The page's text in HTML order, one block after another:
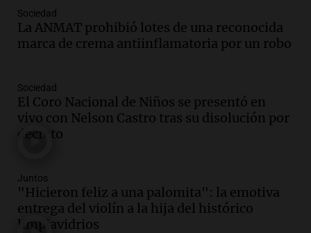
Córdoba homenajeó a León XIV con una
pizza esculpida con su rostro
Radioinforme 3
Estudio Urbano: recorrerá los barrios de
Córdoba
Juntos
Episodios
coberturas y presentó un nuevo estudio
urbano móvil
Juntos
Episodios
Sociedad
La ANMAT prohibió lotes de una reconocida
marca de crema antiinflamatoria por un robo
Sociedad
El Coro Nacional de Niños se presentó en
vivo con Nelson Castro tras su disolución por
decreto
Juntos
"Hicieron feliz a una palomita": la emotiva
entrega del violín a la hija del histórico
limpiavidrios